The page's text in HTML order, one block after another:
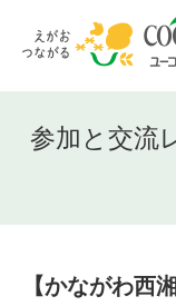
参加と交流
【かながわ